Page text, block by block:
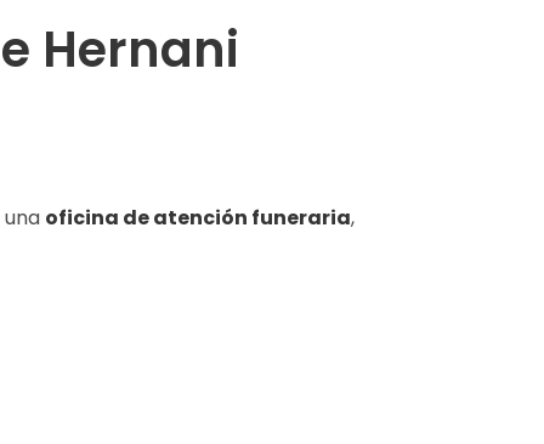
Hernani
una oficina de atención funeraria,